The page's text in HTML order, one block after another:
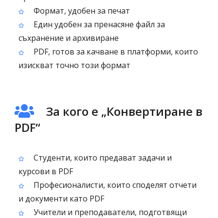
Формат, удобен за печат
Един удобен за пренасяне файл за
съхранение и архивиране
PDF, готов за качване в платформи, които
изискват точно този формат
За кого е „Конвертиране в
PDF“
Студенти, които предават задачи и
курсови в PDF
Професионалисти, които споделят отчети
и документи като PDF
Учители и преподаватели, подготвящи